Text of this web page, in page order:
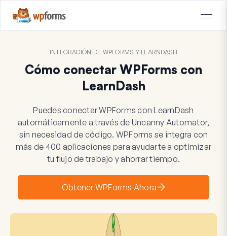
INTEGRACIÓN DE WPFORMS Y LEARNDASH
Cómo conectar WPForms con
LearnDash
Puedes conectar WPForms con LearnDash
automáticamente a través de Uncanny Automator,
sin necesidad de código. WPForms se integra con
más de 400 aplicaciones para ayudarte a optimizar
tu flujo de trabajo y ahorrar tiempo.
Obtener WPForms Ahora